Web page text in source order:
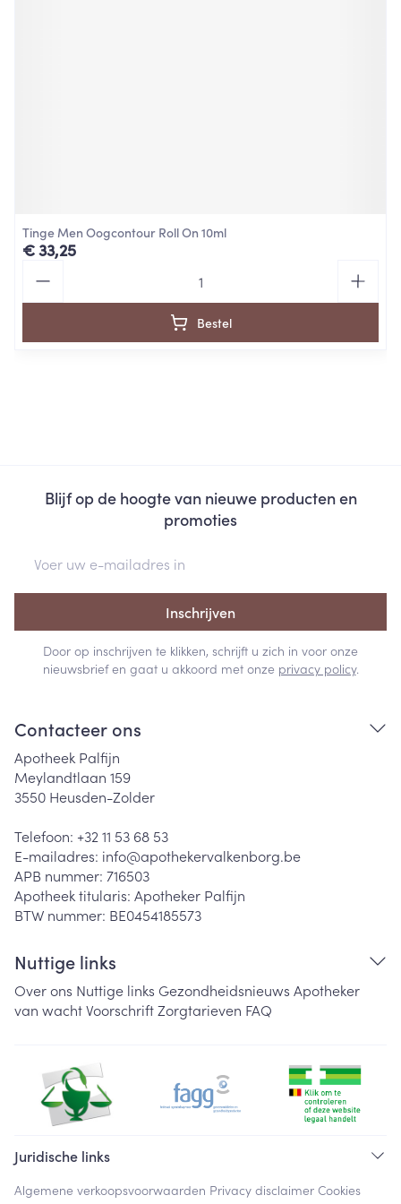
Tinge Men Oogcontour Roll On 10ml
€ 33,25
Bestel
Blijf op de hoogte van nieuwe producten en
promoties
Inschrijven
Door op inschrijven te klikken, schrijft u zich in voor onze
nieuwsbrief en gaat u akkoord met onze privacy policy.
Contacteer ons
Apotheek Palfijn
Meylandtlaan 159
3550 Heusden-Zolder
Telefoon: +32 11 53 68 53
E-mailadres: info@apothekervalkenborg.be
APB nummer: 716503
Apotheek titularis: Apotheker Palfijn
BTW nummer: BE0454185573
Nuttige links
Over ons Nuttige links Gezondheidsnieuws Apotheker
van wachtVoorschriftZorgtarieven FAQ
Juridische links
Algemene verkoopsvoorwaarden Privacy disclaimer Cookies